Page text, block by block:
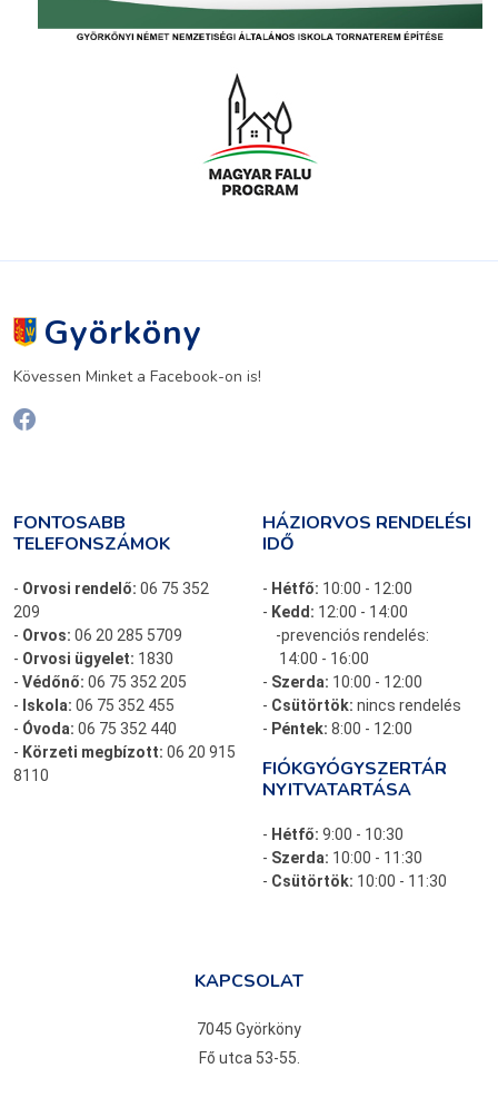
Györköny
Kövessen Minket a Facebook-on is!
FONTOSABB
TELEFONSZÁMOK
- Orvosi rendelő: 06 75 352
209
- Orvos: 06 20 285 5709
- Orvosi ügyelet: 1830
- Védőnő: 06 75 352 205
- Iskola: 06 75 352 455
- Óvoda: 06 75 352 440
- Körzeti megbízott: 06 20 915
8110
HÁZIORVOS RENDELÉSI
IDŐ
- Hétfő: 10:00 - 12:00
- Kedd: 12:00 - 14:00
-prevenciós rendelés:
14:00 - 16:00
- Szerda: 10:00 - 12:00
- Csütörtök: nincs rendelés
- Péntek: 8:00 - 12:00
FIÓKGYÓGYSZERTÁR
NYITVATARTÁSA
- Hétfő: 9:00 - 10:30
- Szerda: 10:00 - 11:30
- Csütörtök: 10:00 - 11:30
KAPCSOLAT
7045 Györköny
Fő utca 53-55.